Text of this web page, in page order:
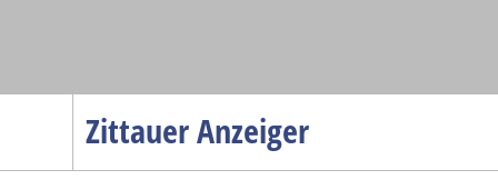
Zittauer Anzeiger